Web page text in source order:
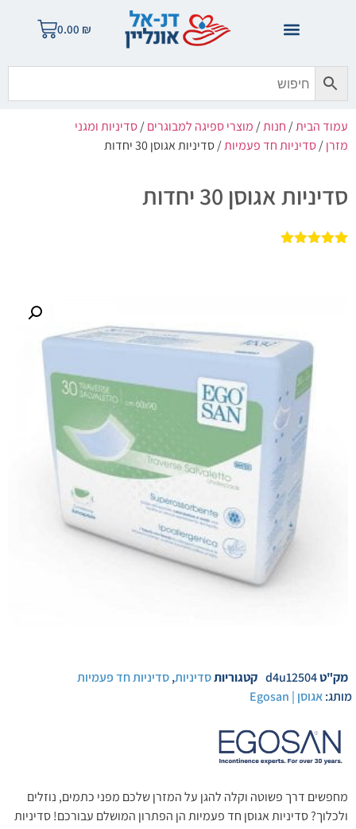
0.00 ₪
עמוד הבית/חנות/מוצרי ספיגה למבוגרים/סדיניות ומגני
מזרן/סדיניות חד פעמיות/ סדיניות אגוסן 30 יחדות
סדיניות אגוסן 30 יחדות
מק"טd4u12504 קטגוריותסדיניות,סדיניות חד פעמיות
מותג:אגוסן | Egosan
מחפשים דרך פשוטה וקלה להגן על המזרן שלכם מפני כתמים, נוזלים
ולכלוך? סדיניות אגוסן חד פעמיות הן הפתרון המושלם עבורכם! סדיניות